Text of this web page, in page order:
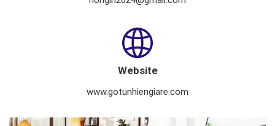
Website
www.gotunhiengiare.com